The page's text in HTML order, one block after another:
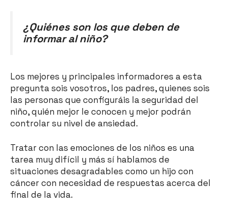
¿Quiénes son los que deben de
informar al niño?
Los mejores y principales informadores a esta
pregunta sois vosotros, los padres, quienes sois
las personas que configuráis la seguridad del
niño, quién mejor le conocen y mejor podrán
controlar su nivel de ansiedad.
Tratar con las emociones de los niños es una
tarea muy difícil y más sí hablamos de
situaciones desagradables como un hijo con
cáncer con necesidad de respuestas acerca del
final de la vida.